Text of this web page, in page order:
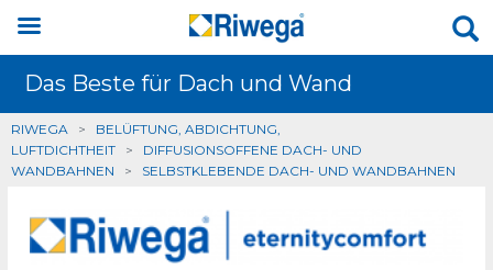
Das Beste für Dach und Wand
RIWEGA > BELÜFTUNG, ABDICHTUNG,
LUFTDICHTHEIT > DIFFUSIONSOFFENE DACH- UND
WANDBAHNEN > SELBSTKLEBENDE DACH- UND WANDBAHNEN